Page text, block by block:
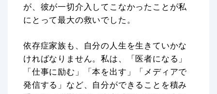
が、彼が一切介入してこなかったことが私
にとって最大の救いでした。
依存症家族も、自分の人生を生きていかな
ければなりません。私は、「医者になる」
「仕事に励む」「本を出す」「メディアで
発信する」など、自分ができることを積み